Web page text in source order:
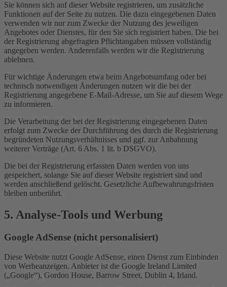
Sie können sich auf dieser Website registrieren, um zusätzliche
Funktionen auf der Seite zu nutzen. Die dazu eingegebenen Daten
verwenden wir nur zum Zwecke der Nutzung des jeweiligen
Angebotes oder Dienstes, für den Sie sich registriert haben. Die bei
der Registrierung abgefragten Pflichtangaben müssen vollständig
angegeben werden. Anderenfalls werden wir die Registrierung
ablehnen.
Für wichtige Änderungen etwa beim Angebotsumfang oder bei
technisch notwendigen Änderungen nutzen wir die bei der
Registrierung angegebene E-Mail-Adresse, um Sie auf diesem Wege
zu informieren.
Die Verarbeitung der bei der Registrierung eingegebenen Daten
erfolgt zum Zwecke der Durchführung des durch die Registrierung
begründeten Nutzungsverhältnisses und ggf. zur Anbahnung
weiterer Verträge (Art. 6 Abs. 1 lit. b DSGVO).
Die bei der Registrierung erfassten Daten werden von uns
gespeichert, solange Sie auf dieser Website registriert sind und
werden anschließend gelöscht. Gesetzliche Aufbewahrungsfristen
bleiben unberührt.
5. Analyse-Tools und Werbung
Google AdSense (nicht personalisiert)
Diese Website nutzt Google AdSense, einen Dienst zum Einbinden
von Werbeanzeigen. Anbieter ist die Google Ireland Limited
(„Google“), Gordon House, Barrow Street, Dublin 4, Irland.